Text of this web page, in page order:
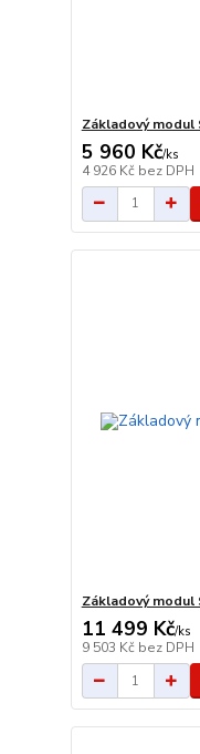
Základový modul
5 960 Kč/ks
4 926 Kč bez DPH
Základový modul
11 499 Kč/ks
9 503 Kč bez DPH